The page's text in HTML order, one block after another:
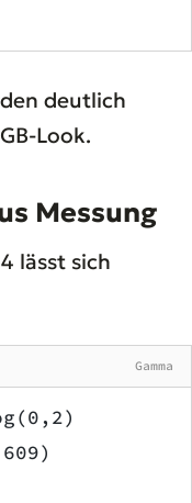
deutlich
Look.
Messung
lässt sich
Gamma